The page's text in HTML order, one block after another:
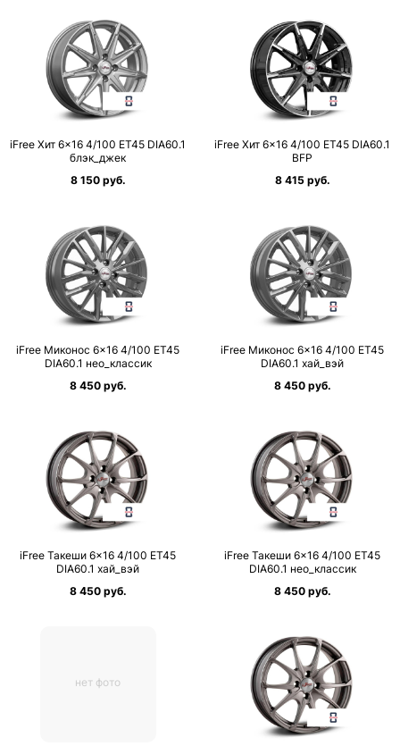
iFree Хит 6×16 4/100 ET45 DIA60.1
блэк_джек
8 150 руб.
iFree Хит 6×16 4/100 ET45 DIA60.1
BFP
8 415 руб.
iFree Миконос 6×16 4/100 ET45
DIA60.1 нео_классик
8 450 руб.
iFree Миконос 6×16 4/100 ET45
DIA60.1 хай_вэй
8 450 руб.
iFree Такеши 6×16 4/100 ET45
DIA60.1 хай_вэй
8 450 руб.
iFree Такеши 6×16 4/100 ET45
DIA60.1 нео_классик
8 450 руб.
нет фото